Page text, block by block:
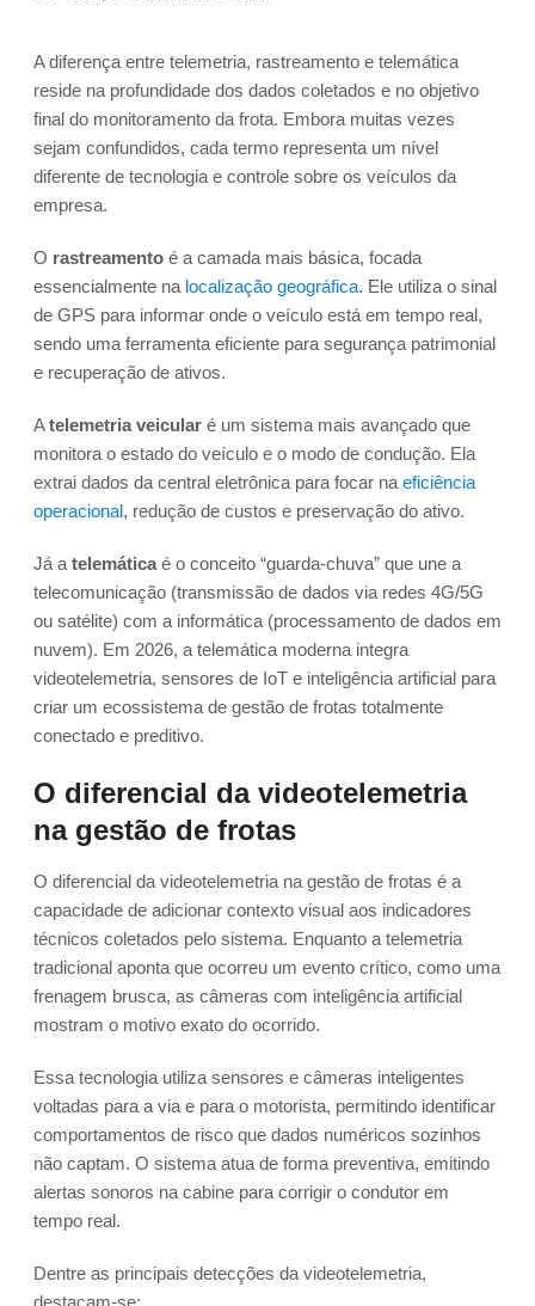
A diferença entre telemetria, rastreamento e telemática
reside na profundidade dos dados coletados e no objetivo
final do monitoramento da frota. Embora muitas vezes
sejam confundidos, cada termo representa um nível
diferente de tecnologia e controle sobre os veículos da
empresa.
O rastreamento é a camada mais básica, focada
essencialmente na localização geográfica. Ele utiliza o sinal
de GPS para informar onde o veículo está em tempo real,
sendo uma ferramenta eficiente para segurança patrimonial
e recuperação de ativos.
Atelemetria veicular é um sistema mais avançado que
monitora o estado do veículo e o modo de condução. Ela
extrai dados da central eletrônica para focar na eficiência
operacional, redução de custos e preservação do ativo.
Já a telemáticaé o conceito “guarda-chuva” que une a
telecomunicação (transmissão de dados via redes 4G/5G
ou satélite) com a informática (processamento de dados em
nuvem). Em 2026, a telemática moderna integra
videotelemetria, sensores de IoT e inteligência artificial para
criar um ecossistema de gestão de frotas totalmente
conectado e preditivo.
O diferencial da videotelemetria
na gestão de frotas
O diferencial da videotelemetria na gestão de frotas é a
capacidade de adicionar contexto visual aos indicadores
técnicos coletados pelo sistema. Enquanto a telemetria
tradicional aponta que ocorreu um evento crítico, como uma
frenagem brusca, as câmeras com inteligência artificial
mostram o motivo exato do ocorrido.
Essa tecnologia utiliza sensores e câmeras inteligentes
voltadas para a via e para o motorista, permitindo identificar
comportamentos de risco que dados numéricos sozinhos
não captam. O sistema atua de forma preventiva, emitindo
alertas sonoros na cabine para corrigir o condutor em
tempo real.
Dentre as principais detecções da videotelemetria,
destacam-se: